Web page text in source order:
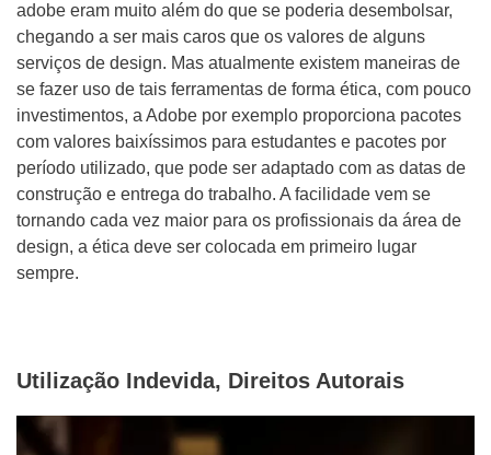
adobe eram muito além do que se poderia desembolsar,
chegando a ser mais caros que os valores de alguns
serviços de design. Mas atualmente existem maneiras de
se fazer uso de tais ferramentas de forma ética, com pouco
investimentos, a Adobe por exemplo proporciona pacotes
com valores baixíssimos para estudantes e pacotes por
período utilizado, que pode ser adaptado com as datas de
construção e entrega do trabalho. A facilidade vem se
tornando cada vez maior para os profissionais da área de
design, a ética deve ser colocada em primeiro lugar
sempre.
Utilização Indevida, Direitos Autorais